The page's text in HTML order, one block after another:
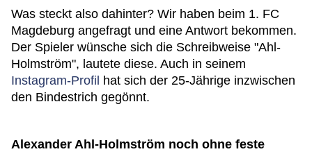
Was steckt also dahinter? Wir haben beim 1. FC
Magdeburg angefragt und eine Antwort bekommen.
Der Spieler wünsche sich die Schreibweise "Ahl-
Holmström", lautete diese. Auch in seinem
Instagram-Profil hat sich der 25-Jährige inzwischen
den Bindestrich gegönnt.
Alexander Ahl-Holmström noch ohne feste